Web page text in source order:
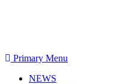
Primary Menu
NEWS